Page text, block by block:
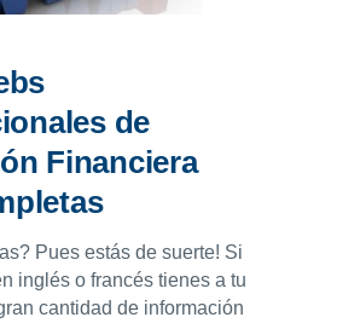
de
Financiera
Pues estás de suerte! Si
inglés o francés tienes a tu
cantidad de información